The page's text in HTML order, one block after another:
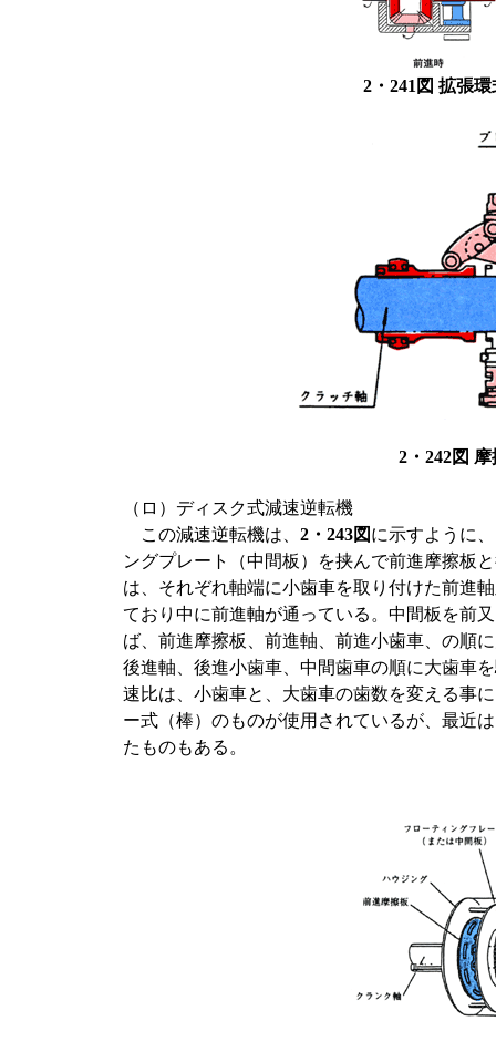
2・241図 拡張
2・242図
（ロ）ディスク式減速逆転機
この減速逆転機は、 2・243図に示すように
ングプレート（中間板）を挟んで前進摩擦板
は、それぞれ軸端に小歯車を取り付けた前進
ており中に前進軸が通っている。中間板を前
ば、前進摩擦板、前進軸、前進小歯車、の順
後進軸、後進小歯車、中間歯車の順に大歯車
速比は、小歯車と、大歯車の歯数を変える事
ー式（棒）のものが使用されているが、最近
たものもある。